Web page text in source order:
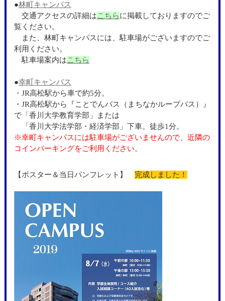
●林町キャンパス
交通アクセスの詳細はこちらに掲載しておりますのでご
覧ください。
また、林町キャンパスには、駐車場がございますのでご
利用ください。
駐車場案内はこちら
●幸町キャンパス
・JR高松駅から車で約5分。
・JR高松駅から『ことでんバス（まちなかループバス）』
で「香川大学教育学部」または
「香川大学法学部・経済学部」下車。徒歩1分。
※幸町キャンパスには駐車場がございませんので、近隣の
コインパーキングをご利用ください。
【ポスター＆当日パンフレット】 完成しました！